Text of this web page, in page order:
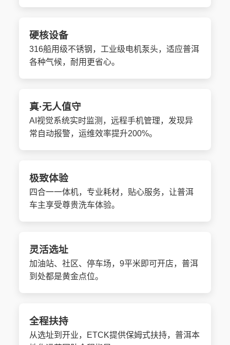
硬核设备
316船用级不锈钢，工业级电机泵头，适应普洱
各种气候，耐用更省心。
真·无人值守
AI视觉系统实时监测，远程手机管理，发现异
常自动报警，运维效率提升200%。
极致体验
四合一一体机，专业耗材，贴心服务，让普洱
车主享受尊贵洗车体验。
灵活选址
加油站、社区、停车场，9平米即可开店，普洱
到处都是黄金点位。
全程扶持
从选址到开业，ETCK提供保姆式扶持，普洱本